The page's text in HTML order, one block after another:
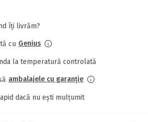
îți livrăm?
cu Genius
la temperatură controlată
ambalajele cu garanție
dacă nu ești mulțumit